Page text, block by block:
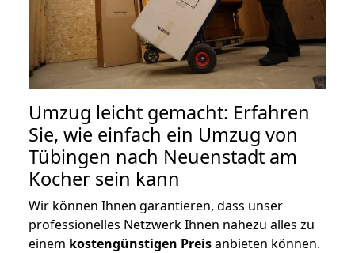
Umzug leicht gemacht: Erfahren
Sie, wie einfach ein Umzug von
Tübingen nach Neuenstadt am
Kocher sein kann
Wir können Ihnen garantieren, dass unser
professionelles Netzwerk Ihnen nahezu alles zu
einem kostengünstigen Preisanbieten können.